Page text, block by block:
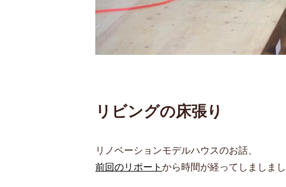
リビングの床張り
リノベーションモデルハウスのお話、
前回のリポート から時間が経ってしましまし